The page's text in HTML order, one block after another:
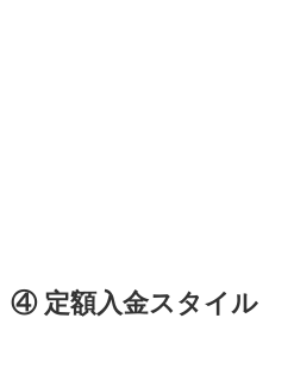
④ 定額入金スタイル